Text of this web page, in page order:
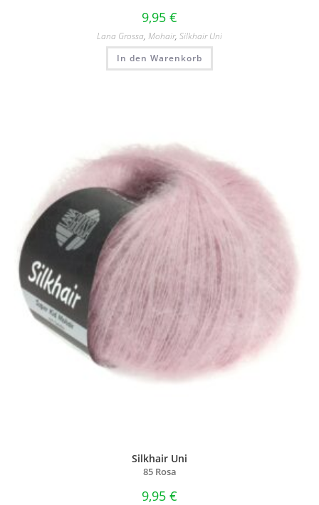
9,95 €
Lana Grossa, Mohair, Silkhair Uni
In den Warenkorb
Silkhair Uni
85 Rosa
9,95 €